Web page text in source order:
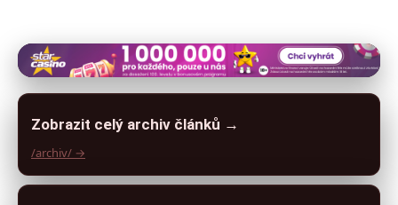
Zobrazit celý archiv článků →
/archiv/ →